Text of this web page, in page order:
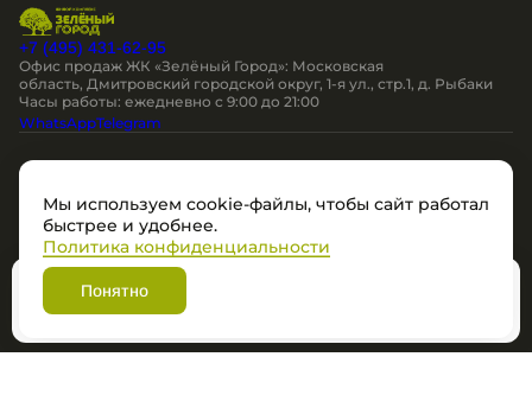
+7 (495) 431-62-95
Офис продаж ЖК «Зелёный Город»: Московская
область, Дмитровский городской округ, 1-я ул., стр.1, д. Рыбаки
Часы работы: ежедневно c 9:00 до 21:00
WhatsAppTelegram
Политика в отношении обработки персональных данных
Разработано
© ЖК "Зеленый Город", 2026
Остались вопросы?
Мы перезвоним
Мы используем cookie-файлы, чтобы сайт работал
быстрее и удобнее.
Политика конфиденциальности
Понятно